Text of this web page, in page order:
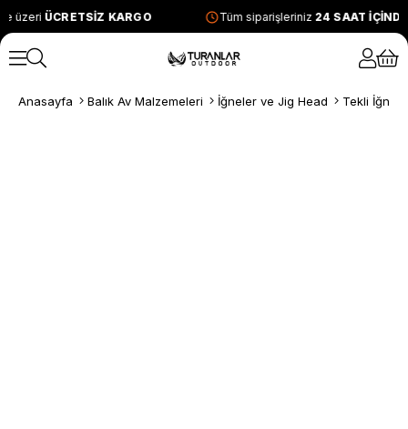
üzeri ÜCRETSİZ KARGO Tüm siparişleriniz 24 SAAT
Anasayfa Balık Av Malzemeleri İğneler ve Jig Head Tekli